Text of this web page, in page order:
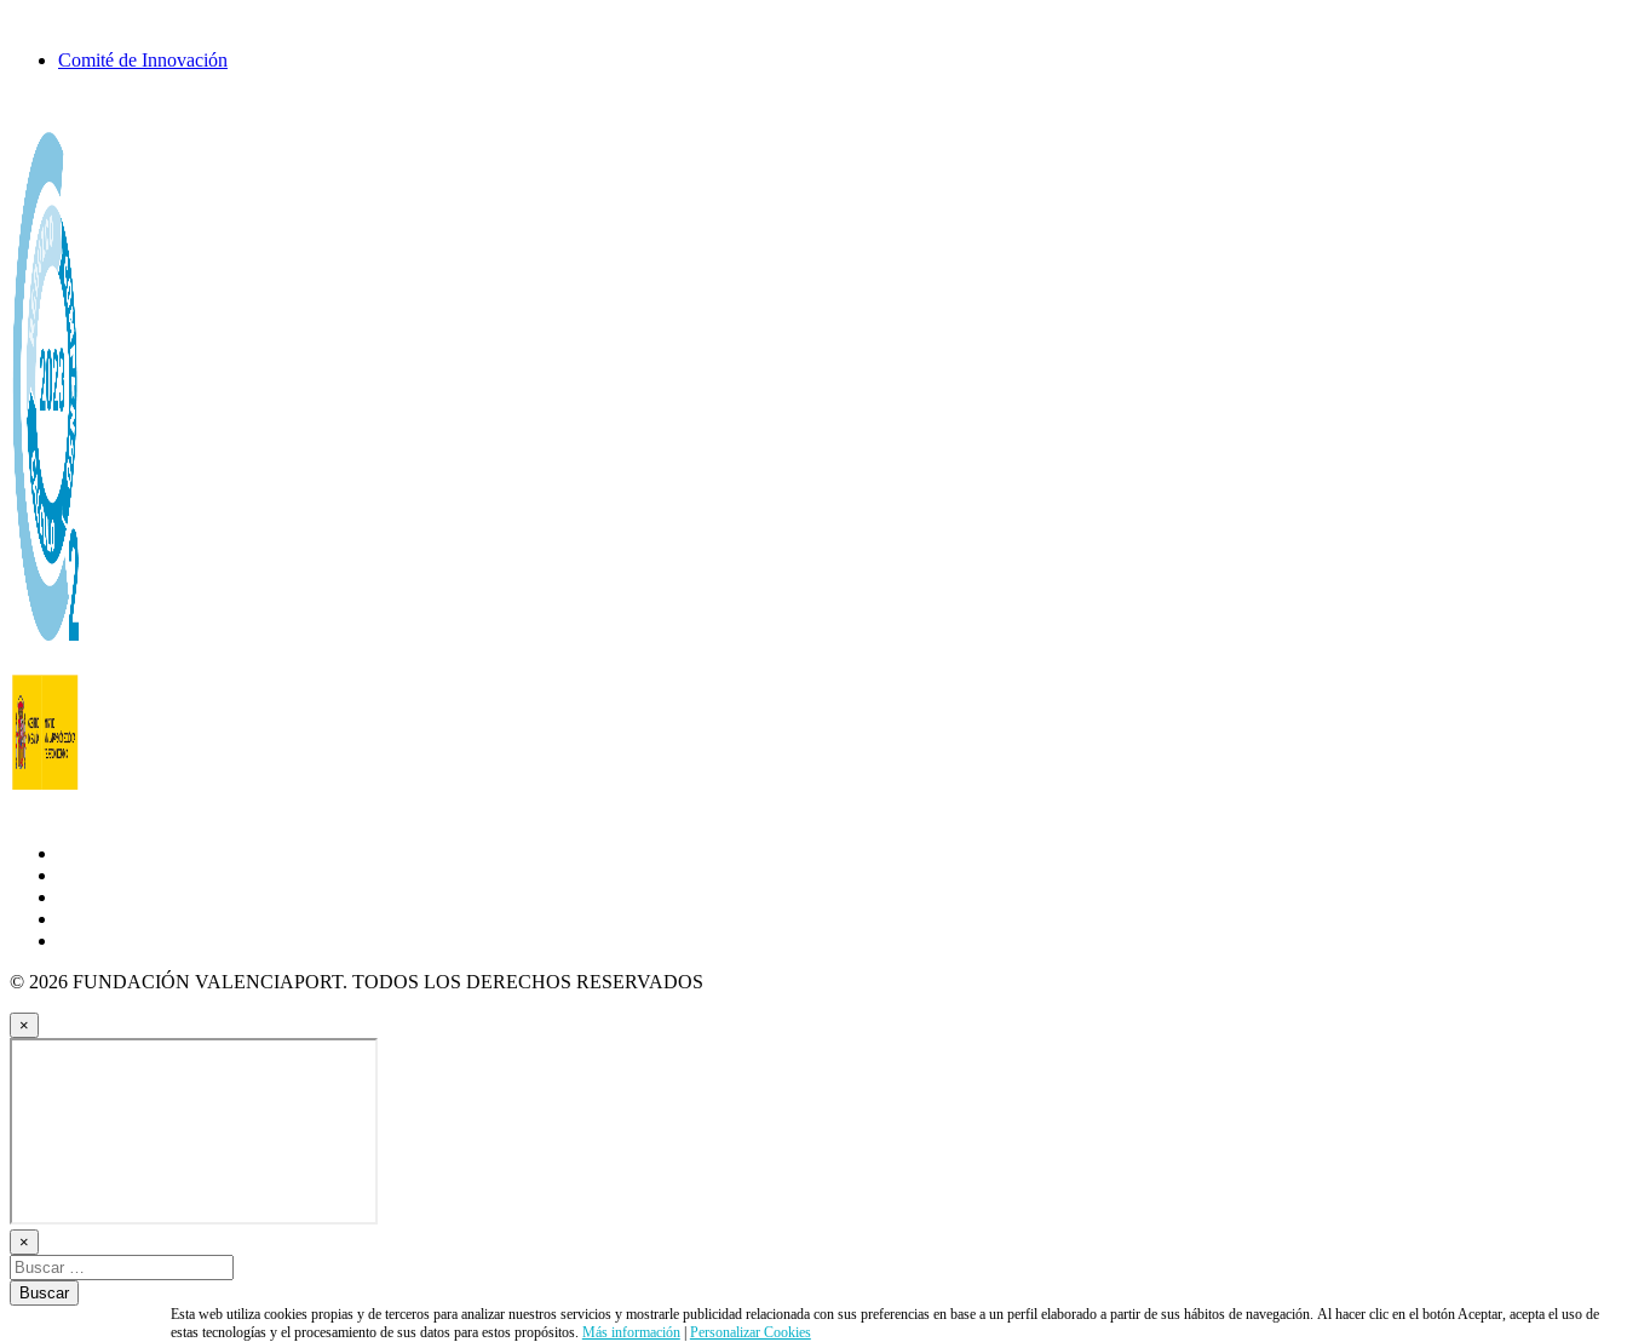
Comité de Innovación
© 2026 FUNDACIÓN VALENCIAPORT. TODOS LOS DERECHOS RESERVADOS
×
×
Esta web utiliza cookies propias y de terceros para analizar nuestros servicios y mostrarle publicidad relacionada con sus preferencias en base a un perfil elaborado a partir de sus hábitos de navegación. Al hacer clic en el botón Aceptar, acepta el uso de
estas tecnologías y el procesamiento de sus datos para estos propósitos. Más información| Personalizar Cookies